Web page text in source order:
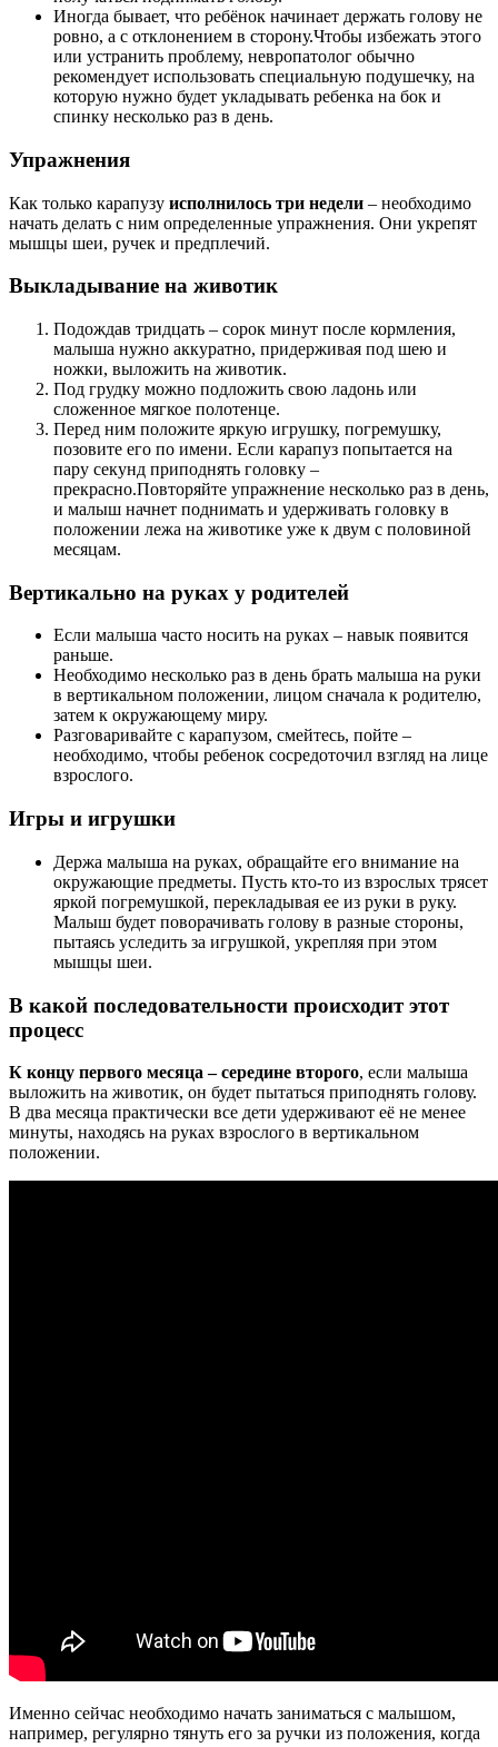
Иногда бывает, что ребёнок начинает держать голову не
ровно, а с отклонением в сторону.Чтобы избежать этого
или устранить проблему, невропатолог обычно
рекомендует использовать специальную подушечку, на
которую нужно будет укладывать ребенка на бок и
спинку несколько раз в день.
Упражнения
Как только карапузу исполнилось три недели – необходимо
начать делать с ним определенные упражнения. Они укрепят
мышцы шеи, ручек и предплечий.
Выкладывание на животик
Подождав тридцать – сорок минут после кормления,
малыша нужно аккуратно, придерживая под шею и
ножки, выложить на животик.
Под грудку можно подложить свою ладонь или
сложенное мягкое полотенце.
Перед ним положите яркую игрушку, погремушку,
позовите его по имени. Если карапуз попытается на
пару секунд приподнять головку –
прекрасно.Повторяйте упражнение несколько раз в день,
и малыш начнет поднимать и удерживать головку в
положении лежа на животике уже к двум с половиной
месяцам.
Вертикально на руках у родителей
Если малыша часто носить на руках – навык появится
раньше.
Необходимо несколько раз в день брать малыша на руки
в вертикальном положении, лицом сначала к родителю,
затем к окружающему миру.
Разговаривайте с карапузом, смейтесь, пойте –
необходимо, чтобы ребенок сосредоточил взгляд на лице
взрослого.
Игры и игрушки
Держа малыша на руках, обращайте его внимание на
окружающие предметы. Пусть кто-то из взрослых трясет
яркой погремушкой, перекладывая ее из руки в руку.
Малыш будет поворачивать голову в разные стороны,
пытаясь уследить за игрушкой, укрепляя при этом
мышцы шеи.
В какой последовательности происходит этот
процесс
К концу первого месяца – середине второго, если малыша
выложить на животик, он будет пытаться приподнять голову.
В два месяца практически все дети удерживают её не менее
минуты, находясь на руках взрослого в вертикальном
положении.
Именно сейчас необходимо начать заниматься с малышом,
например, регулярно тянуть его за ручки из положения, когда